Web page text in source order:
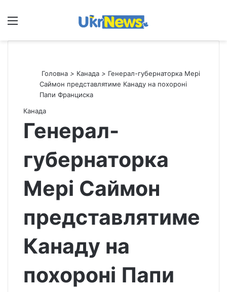
Меню
Головна > Канада > Генерал-губернаторка Мері
Саймон представлятиме Канаду на похороні
Папи Франциска
Канада
Генерал-
губернаторка
Мері Саймон
представлятиме
Канаду на
похороні Папи